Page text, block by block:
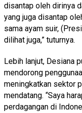
disantap oleh dirinya
yang juga disantap
sama ayam suir,
dilihat juga,” tuturnya.
Lebih lanjut, Desiana
mendorong
meningkatkan sektor
mendatang. “Saya
perdagangan di